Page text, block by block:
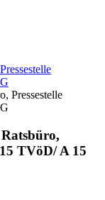
TVöD/ A 15